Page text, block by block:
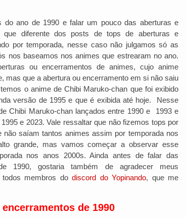
do ano de 1990 e falar um pouco das aberturas e
que diferente dos posts de tops de aberturas e
por temporada, nesse caso não julgamos só as
nos baseamos nos animes que estrearam no ano.
ou encerramentos de animes, cujo anime
mas que a abertura ou encerramento em si não saiu
o anime de Chibi Maruko-chan que foi exibido
versão de 1995 e que é exibida até hoje. Nesse
Chibi Maruko-chan lançados entre 1990 e 1993 e
e 2023. Vale ressaltar que não fizemos tops por
saíam tantos animes assim por temporada nos
grande, mas vamos começar a observar esse
nos anos 2000s. Ainda antes de falar das
1990, gostaria também de agradecer meus
todos membros do discord do Yopinando, que me
de 1990